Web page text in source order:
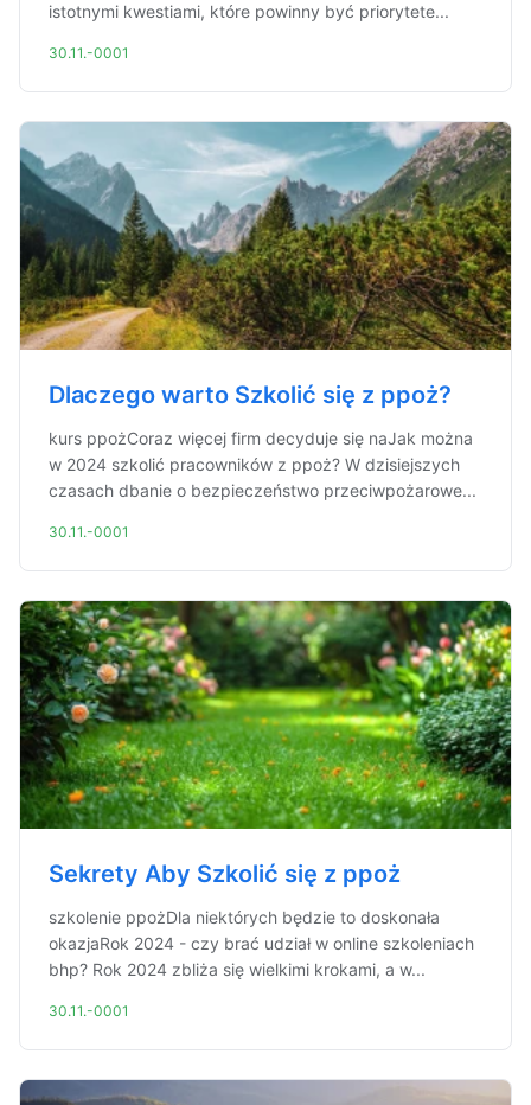
istotnymi kwestiami, które powinny być priorytete...
30.11.-0001
Dlaczego warto Szkolić się z ppoż?
kurs ppożCoraz więcej firm decyduje się naJak można
w 2024 szkolić pracowników z ppoż? W dzisiejszych
czasach dbanie o bezpieczeństwo przeciwpożarowe...
30.11.-0001
Sekrety Aby Szkolić się z ppoż
szkolenie ppożDla niektórych będzie to doskonała
okazjaRok 2024 - czy brać udział w online szkoleniach
bhp? Rok 2024 zbliża się wielkimi krokami, a w...
30.11.-0001